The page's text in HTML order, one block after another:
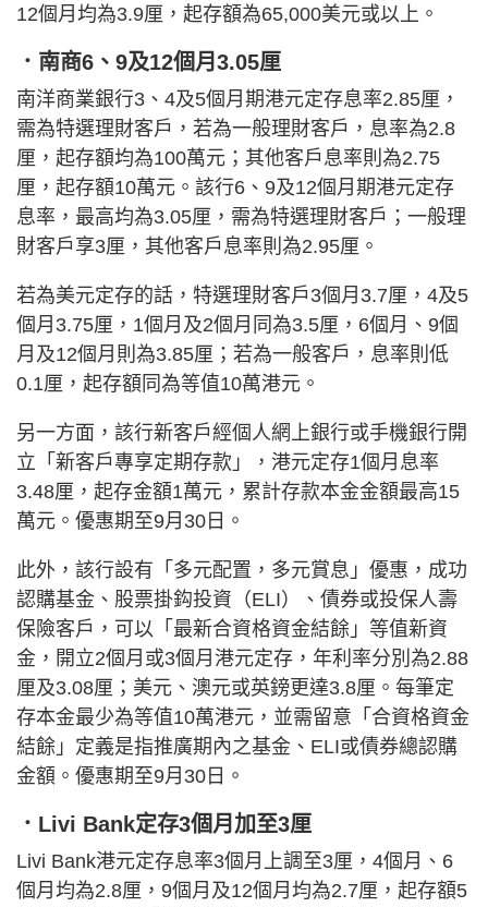
12個月均為3.9厘，起存額為65,000美元或以上。
．南商6、9及12個月3.05厘
南洋商業銀行3、4及5個月期港元定存息率2.85厘，
需為特選理財客戶，若為一般理財客戶，息率為2.8
厘，起存額均為100萬元；其他客戶息率則為2.75
厘，起存額10萬元。該行6、9及12個月期港元定存
息率，最高均為3.05厘，需為特選理財客戶；一般理
財客戶享3厘，其他客戶息率則為2.95厘。
若為美元定存的話，特選理財客戶3個月3.7厘，4及5
個月3.75厘，1個月及2個月同為3.5厘，6個月、9個
月及12個月則為3.85厘；若為一般客戶，息率則低
0.1厘，起存額同為等值10萬港元。
另一方面，該行新客戶經個人網上銀行或手機銀行開
立「新客戶專享定期存款」，港元定存1個月息率
3.48厘，起存金額1萬元，累計存款本金金額最高15
萬元。優惠期至9月30日。
此外，該行設有「多元配置，多元賞息」優惠，成功
認購基金、股票掛鈎投資（ELI）、債券或投保人壽
保險客戶，可以「最新合資格資金結餘」等值新資
金，開立2個月或3個月港元定存，年利率分別為2.88
厘及3.08厘；美元、澳元或英鎊更達3.8厘。每筆定
存本金最少為等值10萬港元，並需留意「合資格資金
結餘」定義是指推廣期內之基金、ELI或債券總認購
金額。優惠期至9月30日。
．Livi Bank定存3個月加至3厘
Livi Bank港元定存息率3個月上調至3厘，4個月、6
個月均為2.8厘，9個月及12個月均為2.7厘，起存額5